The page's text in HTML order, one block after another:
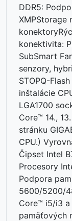
DDR5:
XMPStorage
konektivita:
SubSmart
senzory,
STOPQ-
inštalácie
LGA1700
Core™ 14.,
stránku
CPU.)
Čipset Intel
Procesory
Podpora
5600/5200/
Core™ i5/i3 a
pamäťových